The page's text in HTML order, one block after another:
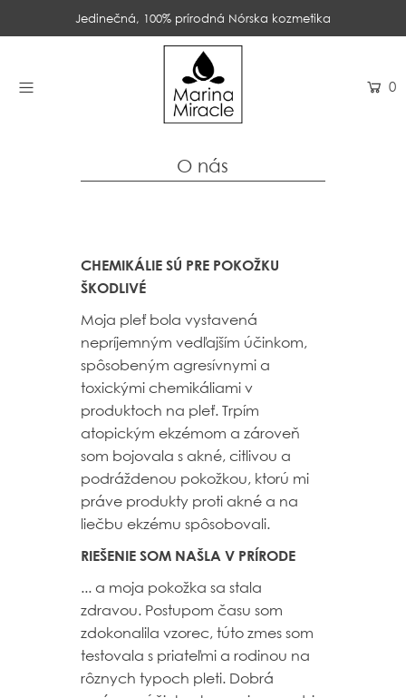
Jedinečná, 100% prírodná Nórska kozmetika
0
O nás
CHEMIKÁLIE SÚ PRE POKOŽKU
ŠKODLIVÉ
Moja pleť bola vystavená
nepríjemným vedľajším účinkom,
spôsobeným agresívnymi a
toxickými chemikáliami v
produktoch na pleť. Trpím
atopickým ekzémom a zároveň
som bojovala s akné, citlivou a
podráždenou pokožkou, ktorú mi
práve produkty proti akné a na
liečbu ekzému spôsobovali.
RIEŠENIE SOM NAŠLA V PRÍRODE
... a moja pokožka sa stala
zdravou. Postupom času som
zdokonalila vzorec, túto zmes som
testovala s priateľmi a rodinou na
rôznych typoch pleti. Dobrá
DOMOV
PROBIOTIKÁ